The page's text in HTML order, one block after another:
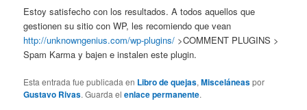
Estoy satisfecho con los resultados. A todos aquellos que
gestionen su sitio con WP, les recomiendo que vean
http://unknowngenius.com/wp-plugins/ >COMMENT PLUGINS >
Spam Karma y bajen e instalen este plugin.
Esta entrada fue publicada en Libro de quejas,Misceláneaspor
Gustavo Rivas. Guarda elenlace permanente.